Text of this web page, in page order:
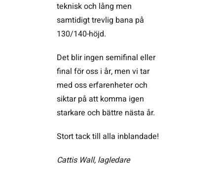
teknisk och lång men
samtidigt trevlig bana på
130/140-höjd.
Det blir ingen semifinal eller
final för oss i år, men vi tar
med oss erfarenheter och
siktar på att komma igen
starkare och bättre nästa år.
Stort tack till alla inblandade!
Cattis Wall, lagledare